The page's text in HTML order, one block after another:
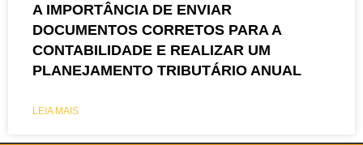
A IMPORTÂNCIA DE ENVIAR
DOCUMENTOS CORRETOS PARA A
CONTABILIDADE E REALIZAR UM
PLANEJAMENTO TRIBUTÁRIO ANUAL
LEIA MAIS